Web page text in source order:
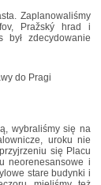
Zaplanowaliśmy
Pražský hrad i
zdecydowanie
wybraliśmy się na
uroku nie
się Placu
neorenesansowe i
stare budynki i